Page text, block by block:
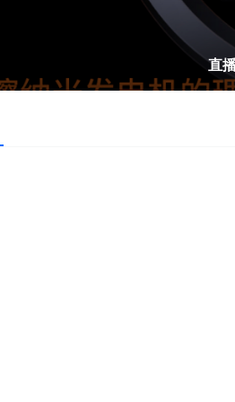
直